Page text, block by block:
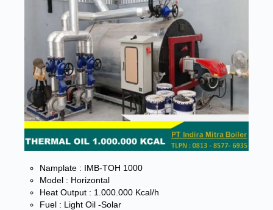
Namplate : IMB-TOH 1000
Model : Horizontal
Heat Output : 1.000.000 Kcal/h
Fuel : Light Oil -Solar